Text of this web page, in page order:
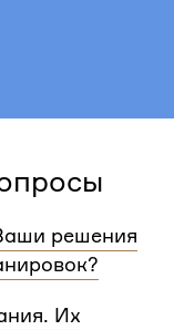
решения
вашейИх